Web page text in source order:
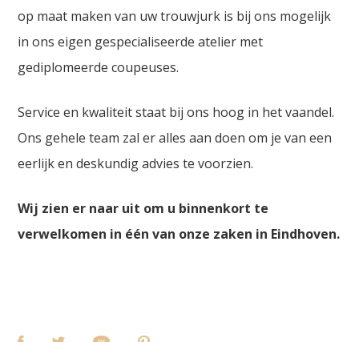
op maat maken van uw trouwjurk is bij ons mogelijk
in ons eigen gespecialiseerde atelier met
gediplomeerde coupeuses.
Service en kwaliteit staat bij ons hoog in het vaandel.
Ons gehele team zal er alles aan doen om je van een
eerlijk en deskundig advies te voorzien.
Wij zien er naar uit om u binnenkort te
verwelkomen in één van onze zaken in Eindhoven.